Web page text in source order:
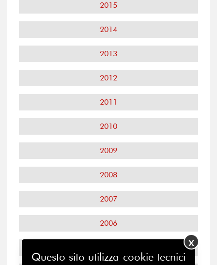
2015
2014
2013
2012
2011
2010
2009
2008
2007
2006
Questo sito utilizza cookie tecnici
X